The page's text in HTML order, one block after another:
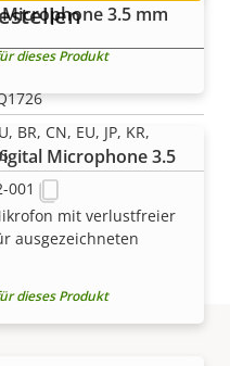
Microphone 3.5 mm
dieses Produkt
Microphone 3.5
mit verlustfreier
ausgezeichneten
dieses Produkt
BR, CN, EU, JP, KR,
001